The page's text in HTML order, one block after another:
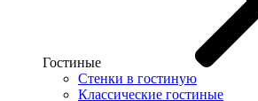
Гостиные
Стенки в гостиную
Классические гостиные